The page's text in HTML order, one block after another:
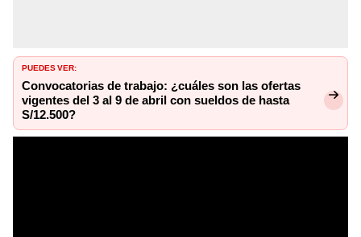
PUEDES VER:
Convocatorias de trabajo: ¿cuáles son las ofertas
vigentes del 3 al 9 de abril con sueldos de hasta
S/12.500?